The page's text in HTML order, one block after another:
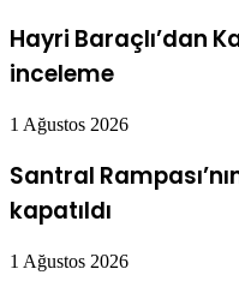
Hayri Baraçlı’dan
inceleme
1 Ağustos 2026
Santral
kapatıldı
1 Ağustos 2026